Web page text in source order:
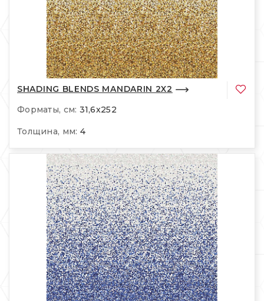
SHADING BLENDS MANDARIN 2X2
Форматы, см: 31,6x252
Толщина, мм: 4